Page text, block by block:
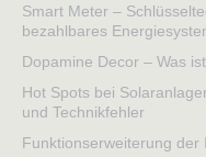
Smart Meter –
bezahlbares
Dopamine Decor – Was
Hot Spots bei
und Technikfehler
Funktionserweiterung der